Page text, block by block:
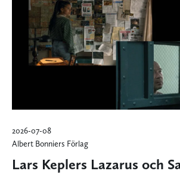
2026-07-08
Albert Bonniers Förlag
Lars Keplers Lazarus och